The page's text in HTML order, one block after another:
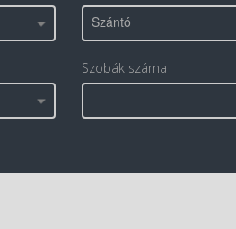
Szántó
Szobák száma